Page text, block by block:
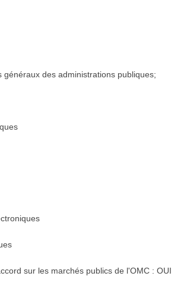
des administrations publiques;
sur les marchés publics de l'OMC : OUI